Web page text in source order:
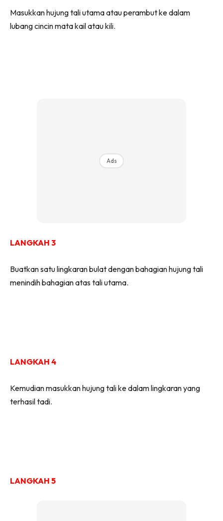
Masukkan hujung tali utama atau perambut ke dalam
lubang cincin mata kail atau kili.
Ads
LANGKAH 3
Buatkan satu lingkaran bulat dengan bahagian hujung tali
menindih bahagian atas tali utama.
LANGKAH 4
Kemudian masukkan hujung tali ke dalam lingkaran yang
terhasil tadi.
LANGKAH 5